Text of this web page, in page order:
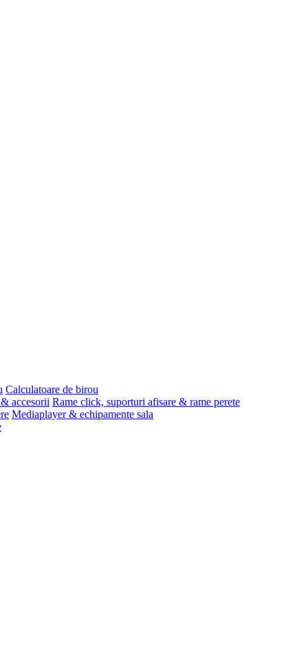
Calculatoare de birou
accesorii Rame click, suporturi afisare & rame perete
Mediaplayer & echipamente sala